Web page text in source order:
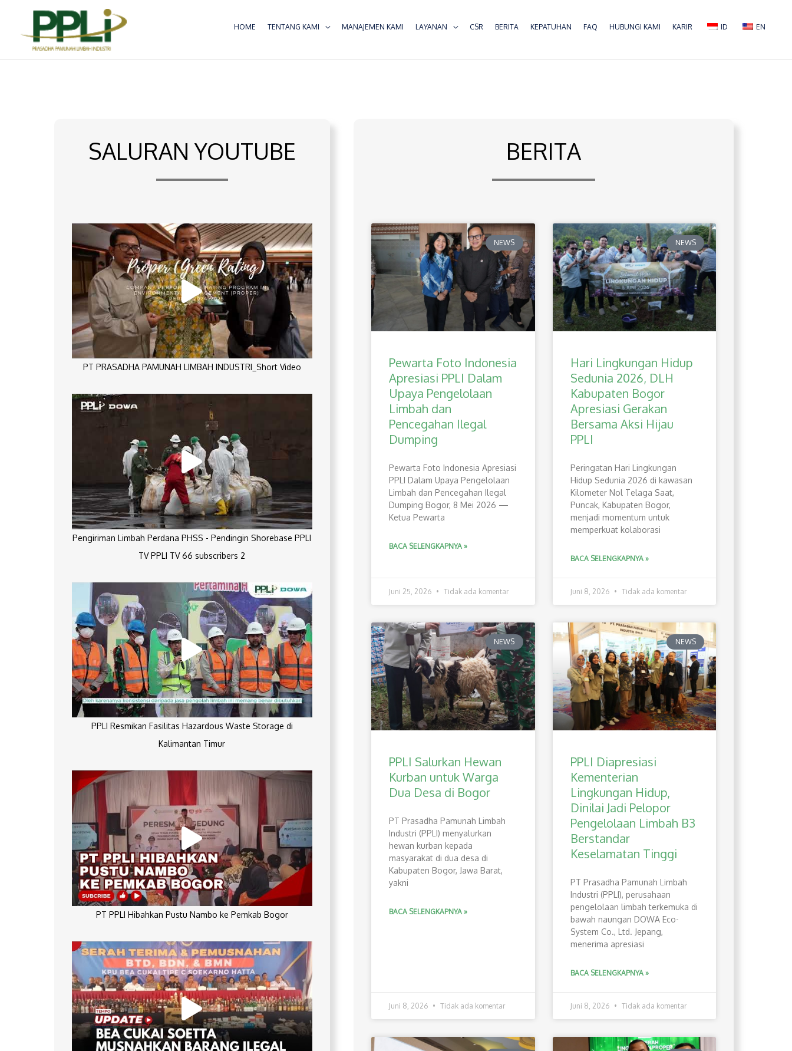
konten
HOME TENTANG KAMI MANAJEMEN KAMI LAYANAN CSR BERITA KEPATUHAN FAQ HUBUNGI KAMI KARIR ID EN
SALURAN YOUTUBE
PT PRASADHA PAMUNAH LIMBAH INDUSTRI_Short Video
Pengiriman Limbah Perdana PHSS - Pendingin Shorebase PPLI
TV PPLI TV 66 subscribers 2
PPLI Resmikan Fasilitas Hazardous Waste Storage di
Kalimantan Timur
PT PPLI Hibahkan Pustu Nambo ke Pemkab Bogor
BERITA
NEWS
Pewarta Foto Indonesia
Apresiasi PPLI Dalam
Upaya Pengelolaan
Limbah dan
Pencegahan Ilegal
Dumping
Pewarta Foto Indonesia Apresiasi
PPLI Dalam Upaya Pengelolaan
Limbah dan Pencegahan Ilegal
Dumping Bogor, 8 Mei 2026 —
Ketua Pewarta
BACA SELENGKAPNYA »
Juni 25, 2026 Tidak ada komentar
NEWS
Hari Lingkungan Hidup
Sedunia 2026, DLH
Kabupaten Bogor
Apresiasi Gerakan
Bersama Aksi Hijau
PPLI
Peringatan Hari Lingkungan
Hidup Sedunia 2026 di kawasan
Kilometer Nol Telaga Saat,
Puncak, Kabupaten Bogor,
menjadi momentum untuk
memperkuat kolaborasi
BACA SELENGKAPNYA »
Juni 8, 2026 Tidak ada komentar
NEWS
PPLI Salurkan Hewan
Kurban untuk Warga
Dua Desa di Bogor
PT Prasadha Pamunah Limbah
Industri (PPLI) menyalurkan
hewan kurban kepada
masyarakat di dua desa di
Kabupaten Bogor, Jawa Barat,
yakni
BACA SELENGKAPNYA »
Juni 8, 2026 Tidak ada komentar
NEWS
PPLI Diapresiasi
Kementerian
Lingkungan Hidup,
Dinilai Jadi Pelopor
Pengelolaan Limbah B3
Berstandar
Keselamatan Tinggi
PT Prasadha Pamunah Limbah
Industri (PPLI), perusahaan
pengelolaan limbah terkemuka di
bawah naungan DOWA Eco-
System Co., Ltd. Jepang,
menerima apresiasi
BACA SELENGKAPNYA »
Juni 8, 2026 Tidak ada komentar